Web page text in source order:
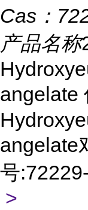
Cas：
产品名称
angelate
angelate
号
>